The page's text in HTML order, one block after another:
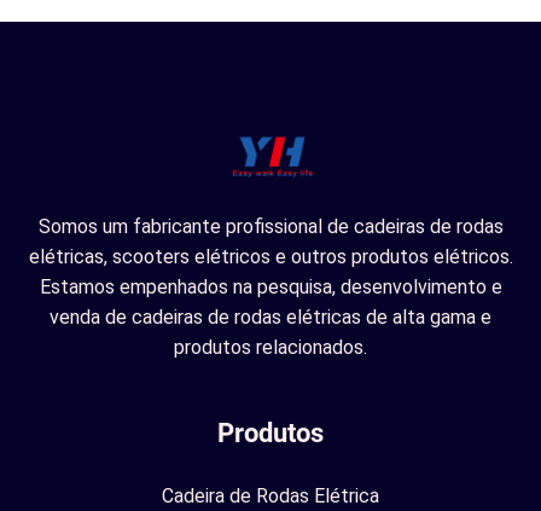
Somos um fabricante profissional de cadeiras de rodas
elétricas, scooters elétricos e outros produtos elétricos.
Estamos empenhados na pesquisa, desenvolvimento e
venda de cadeiras de rodas elétricas de alta gama e
produtos relacionados.
Produtos
Cadeira de Rodas Elétrica